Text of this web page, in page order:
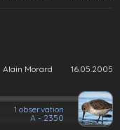
Alain Morard 16.05.2005
1 observation
A - 2350